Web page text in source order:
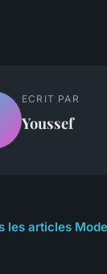
ECRIT PAR
Youssef
les articles Mode